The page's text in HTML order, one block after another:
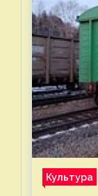
Культура